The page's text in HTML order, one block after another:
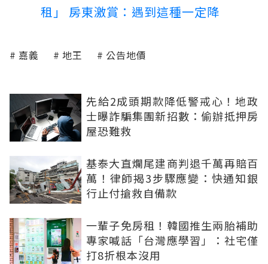
租」 房東激賞：遇到這種一定降
嘉義 地王 公告地價
先給2成頭期款降低警戒心！地政
士曝詐騙集團新招數：偷辦抵押房
屋恐難救
基泰大直爛尾建商判退千萬再賠百
萬！律師揭3步驟應變：快通知銀
行止付搶救自備款
一輩子免房租！韓國推生兩胎補助
專家喊話「台灣應學習」：社宅僅
打8折根本沒用